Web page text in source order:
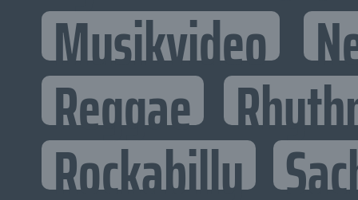
Musikvideo
Reggae
Rockabilly